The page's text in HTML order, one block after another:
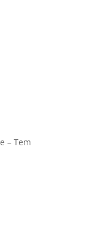
– Tem